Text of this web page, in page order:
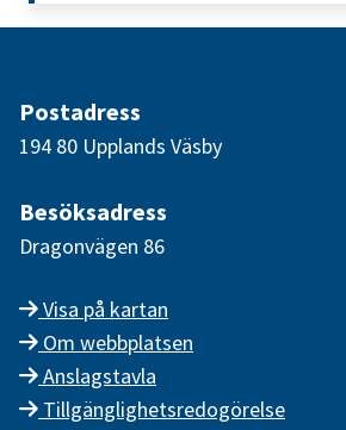
Postadress
194 80 Upplands Väsby
Besöksadress
Dragonvägen 86
Visa på kartan
Om webbplatsen
Anslagstavla
Tillgänglighetsredogörelse